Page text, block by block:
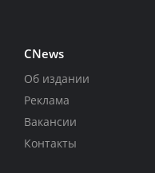
CNews
Об издании
Реклама
Вакансии
Контакты